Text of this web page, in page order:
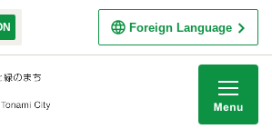
Foreign Language